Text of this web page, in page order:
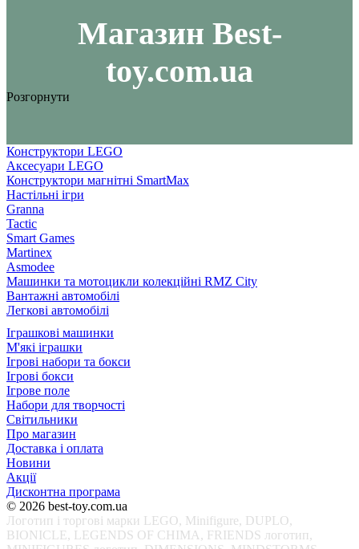
Maгазин Best-
toy.com.ua
Розгорнути
Конструктори LEGO
Аксесуари LEGO
Конструктори магнітні SmartMax
Настільні ігри
Granna
Tactic
Smart Games
Martinex
Asmodee
Машинки та мотоцикли колекційні RMZ City
Вантажні автомобілі
Легкові автомобілі
Іграшкові машинки
М'які іграшки
Ігрові набори та бокси
Ігрові бокси
Ігрове поле
Набори для творчості
Світильники
Про магазин
Доставка і оплата
Новини
Акції
Дисконтна програма
© 2026 best-toy.com.ua
Логотип і торгові марки LEGO, Minifigure, DUPLO,
BIONICLE, LEGENDS OF CHIMA, FRIENDS логотип,